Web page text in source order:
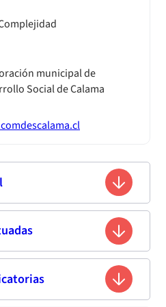
municipal de
Social de Calama
Villaseca Soto